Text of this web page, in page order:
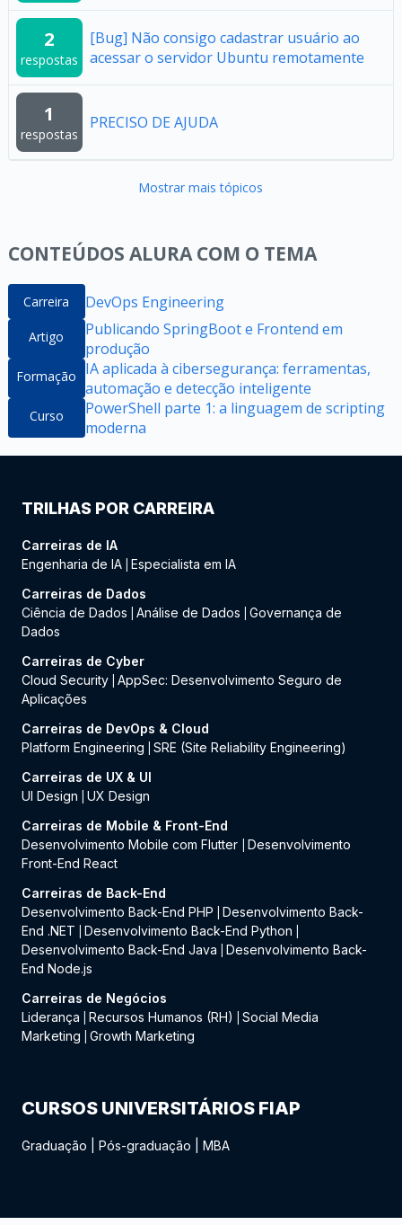
2
respostas
[Bug] Não consigo cadastrar usuário ao
acessar o servidor Ubuntu remotamente
1
respostas
PRECISO DE AJUDA
Mostrar mais tópicos
CONTEÚDOS ALURA COM O TEMA
Carreira DevOps Engineering
Artigo
Publicando SpringBoot e Frontend em
produção
Formação
IA aplicada à cibersegurança: ferramentas,
automação e detecção inteligente
Curso
PowerShell parte 1: a linguagem de scripting
moderna
TRILHAS POR CARREIRA
Carreiras de IA
Engenharia de IA Especialista em IA
Carreiras de Dados
Ciência de Dados
Análise de Dados
Governança de
Dados
Carreiras de Cyber
Cloud Security AppSec: Desenvolvimento Seguro de
Aplicações
Carreiras de DevOps & Cloud
Platform Engineering
SRE (Site Reliability Engineering)
Carreiras de UX & UI
UI Design
UX Design
Carreiras de Mobile & Front-End
Desenvolvimento Mobile com Flutter
Desenvolvimento
Front-End React
Carreiras de Back-End
Desenvolvimento Back-End PHP
Desenvolvimento Back-
End .NET
Desenvolvimento Back-End Python
Desenvolvimento Back-End Java
Desenvolvimento Back-
End Node.js
Carreiras de Negócios
Liderança
Recursos Humanos (RH)
Social Media
Marketing
Growth Marketing
CURSOS UNIVERSITÁRIOS FIAP
Graduação Pós-graduação MBA